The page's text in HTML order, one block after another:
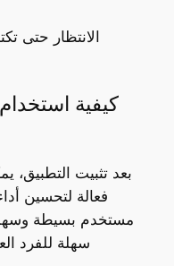
الانتظار حتى
كيفية
بعد تثبيت التطبيق،
فعالة لتحسين
مستخدم بسيطة
سهلة للفرد